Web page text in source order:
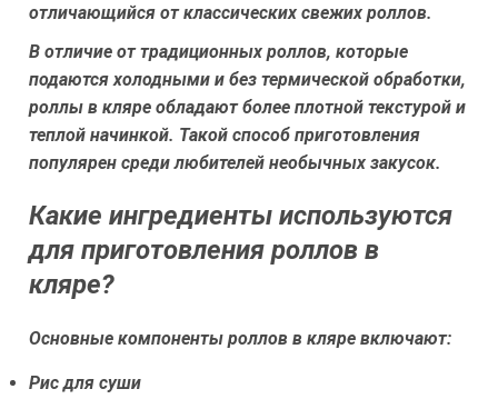
отличающийся от классических свежих роллов.
В отличие от традиционных роллов, которые
подаются холодными и без термической обработки,
роллы в кляре обладают более плотной текстурой и
теплой начинкой. Такой способ приготовления
популярен среди любителей необычных закусок.
Какие ингредиенты используются
для приготовления роллов в
кляре?
Основные компоненты роллов в кляре включают:
Рис для суши